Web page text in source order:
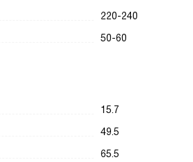
220-240
50-60
15.7
49.5
65.5